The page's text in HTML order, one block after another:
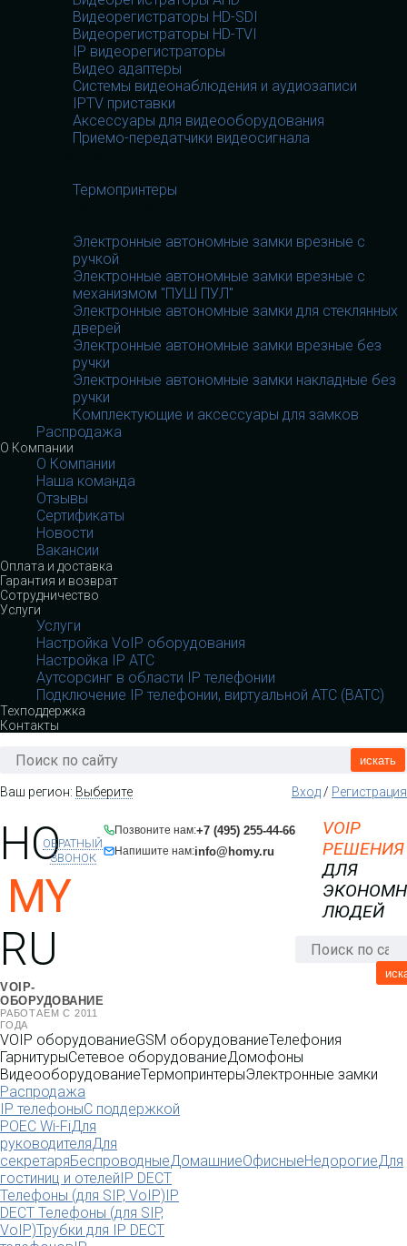
Видеорегистраторы HD-SDI
Видеорегистраторы HD-TVI
IP видеорегистраторы
Видео адаптеры
Системы видеонаблюдения и аудиозаписи
IPTV приставки
Аксессуары для видеооборудования
Приемо-передатчики видеосигнала
Термопринтеры
Электронные автономные замки врезные с
ручкой
Электронные автономные замки врезные с
механизмом "ПУШ ПУЛ"
Электронные автономные замки для стеклянных
дверей
Электронные автономные замки врезные без
ручки
Электронные автономные замки накладные без
ручки
Комплектующие и аксессуары для замков
Распродажа
О Компании
О Компании
Наша команда
Отзывы
Сертификаты
Новости
Вакансии
Оплата и доставка
Гарантия и возврат
Сотрудничество
Услуги
Услуги
Настройка VoIP оборудования
Настройка IP АТС
Аутсорсинг в области IP телефонии
Подключение IP телефонии, виртуальной АТС (ВАТС)
Техподдержка
Контакты
искать
Ваш регион: Выберите Вход/ Регистрация
HO
MY
RU
VOIP-
ОБОРУДОВАНИЕ
РАБОТАЕМ С 2011
ГОДА
Позвоните нам:+7 (495) 255-44-66
Напишите нам:info@homy.ru
ОБРАТНЫЙ
ЗВОНОК
VOIP
РЕШЕНИЯ
ДЛЯ
ЛЮДЕЙ
VOIP оборудованиеGSM оборудованиеТелефония
ГарнитурыСетевое оборудованиеДомофоны
ВидеооборудованиеТермопринтерыЭлектронные замки
Распродажа
IP телефоныС поддержкой
POEC Wi-FiДля
руководителяДля
секретаряБеспроводныеДомашниеОфисныеНедорогиеДля
гостиниц и отелейIP DECT
Телефоны (для SIP, VoIP)IP
DECT Телефоны (для SIP,
VoIP)Трубки для IP DECT